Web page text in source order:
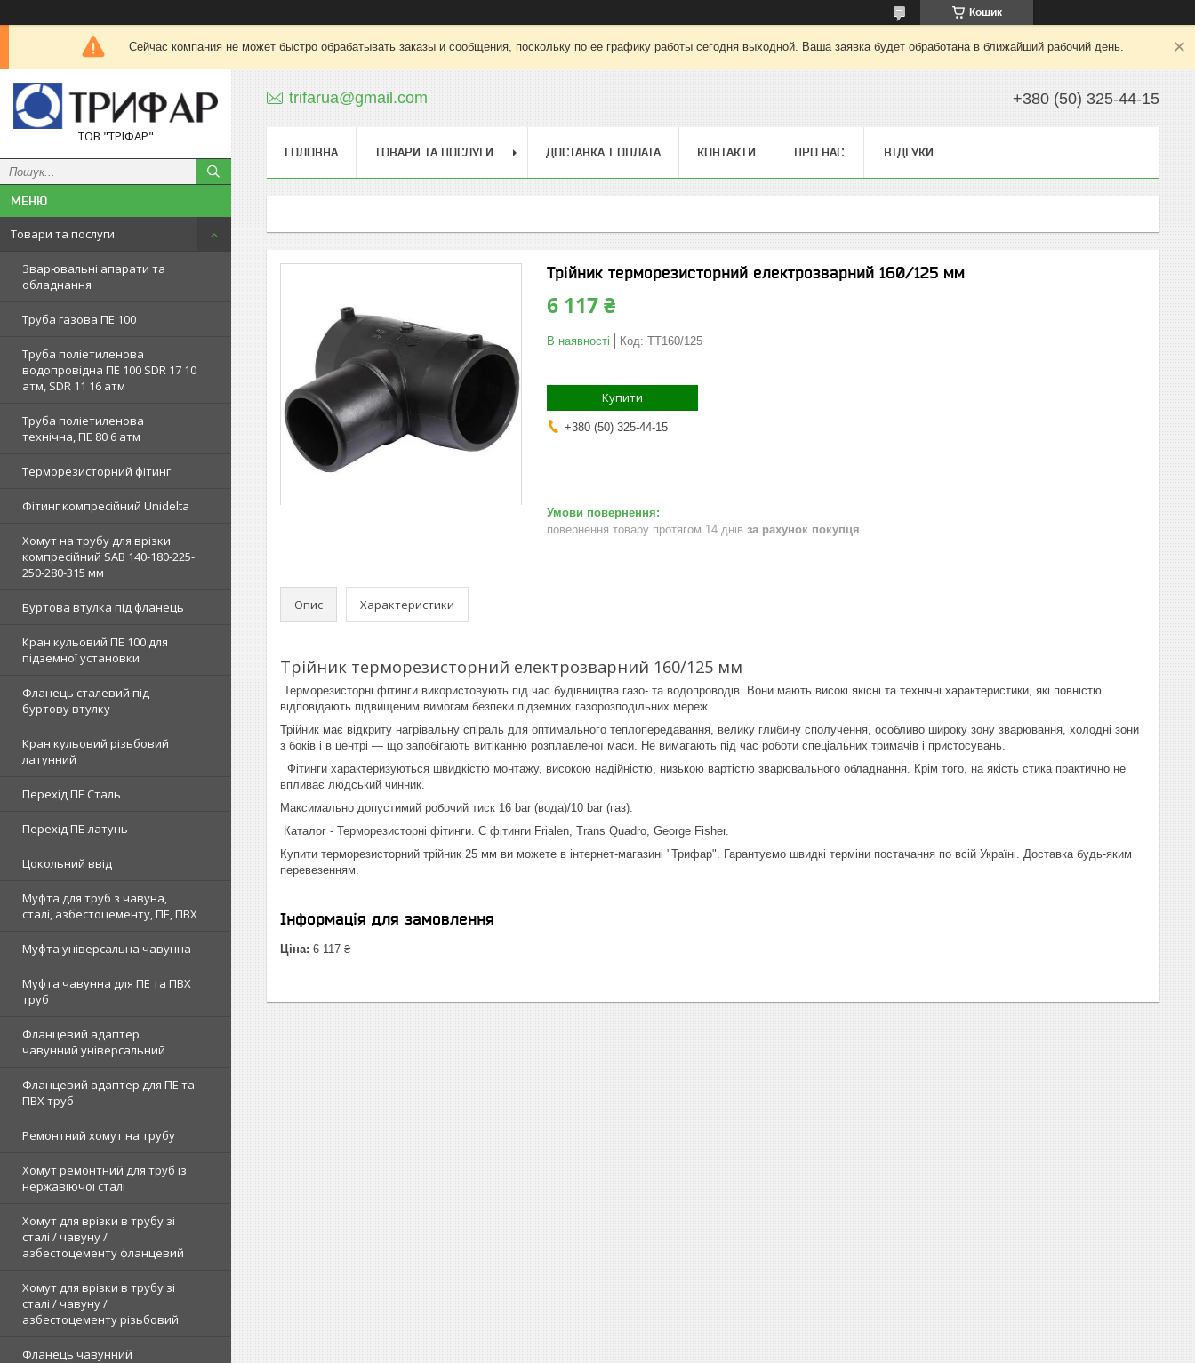
Кошик
Сейчас компания не может быстро обрабатывать заказы и сообщения, поскольку по ее графику работы сегодня выходной. Ваша заявка будет обработана в ближайший рабочий день.
ТОВ "ТРІФАР"
Товари та послуги
Зварювальні апарати та
обладнання
Труба газова ПЕ 100
Труба поліетиленова
водопровідна ПЕ 100 SDR 17 10
атм, SDR 11 16 атм
Труба поліетиленова
технічна, ПЕ 80 6 атм
Терморезисторний фітинг
Фітинг компресійний Unidelta
Хомут на трубу для врізки
компресійний SAB 140-180-225-
250-280-315 мм
Буртова втулка під фланець
Кран кульовий ПЕ 100 для
підземної установки
Фланець сталевий під
буртову втулку
Кран кульовий різьбовий
латунний
Перехід ПЕ Сталь
Перехід ПЕ-латунь
Цокольний ввід
Муфта для труб з чавуна,
сталі, азбестоцементу, ПЕ, ПВХ
Муфта універсальна чавунна
Муфта чавунна для ПЕ та ПВХ
труб
Фланцевий адаптер
чавунний універсальний
Фланцевий адаптер для ПЕ та
ПВХ труб
Ремонтний хомут на трубу
Хомут ремонтний для труб із
нержавіючої сталі
Хомут для врізки в трубу зі
сталі / чавуну /
азбестоцементу фланцевий
Хомут для врізки в трубу зі
сталі / чавуну /
азбестоцементу різьбовий
Фланець чавунний
trifarua@gmail.com +380 (50) 325-44-15
ГОЛОВНА ТОВАРИ ТА ПОСЛУГИ ДОСТАВКА І ОПЛАТА КОНТАКТИ ПРО НАС ВІДГУКИ
Трійник терморезисторний електрозварний 160/125 мм
6 117 ₴
В наявності Код: ТТ160/125
Купити
+380 (50) 325-44-15
повернення товару протягом 14 днів за рахунок покупця
Опис Характеристики
Трійник терморезисторний електрозварний 160/125 мм
Терморезисторні фітинги використовують під час будівництва газо- та водопроводів. Вони мають високі якісні та технічні характеристики, які повністю
відповідають підвищеним вимогам безпеки підземних газорозподільних мереж.
Трійник має відкриту нагрівальну спіраль для оптимального теплопередавання, велику глибину сполучення, особливо широку зону зварювання, холодні зони
з боків і в центрі — що запобігають витіканню розплавленої маси. Не вимагають під час роботи спеціальних тримачів і пристосувань.
Фітинги характеризуються швидкістю монтажу, високою надійністю, низькою вартістю зварювального обладнання. Крім того, на якість стика практично не
впливає людський чинник.
Максимально допустимий робочий тиск 16 bar (вода)/10 bar (газ).
Каталог - Терморезисторні фітинги. Є фітинги Frialen, Trans Quadro, George Fisher.
Купити терморезисторний трійник 25 мм ви можете в інтернет-магазині "Трифар". Гарантуємо швидкі терміни постачання по всій Україні. Доставка будь-яким
перевезенням.
Інформація для замовлення
Ціна: 6 117 ₴